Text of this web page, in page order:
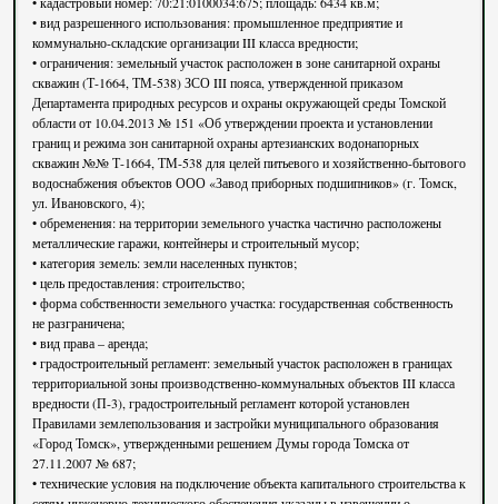
• вид разрешенного использования: промышленное предприятие и
коммунально-складские организации III класса вредности;
• ограничения: земельный участок расположен в зоне санитарной охраны
скважин (Т-1664, ТМ-538) ЗСО III пояса, утвержденной приказом
Департамента природных ресурсов и охраны окружающей среды Томской
области от 10.04.2013 № 151 «Об утверждении проекта и установлении
границ и режима зон санитарной охраны артезианских водонапорных
скважин №№ Т-1664, ТМ-538 для целей питьевого и хозяйственно-бытового
водоснабжения объектов ООО «Завод приборных подшипников» (г. Томск,
ул. Ивановского, 4);
• обременения: на территории земельного участка частично расположены
металлические гаражи, контейнеры и строительный мусор;
• категория земель: земли населенных пунктов;
• цель предоставления: строительство;
• форма собственности земельного участка: государственная собственность
не разграничена;
• вид права – аренда;
• градостроительный регламент: земельный участок расположен в границах
территориальной зоны производственно-коммунальных объектов III класса
вредности (П-3), градостроительный регламент которой установлен
Правилами землепользования и застройки муниципального образования
«Город Томск», утвержденными решением Думы города Томска от
27.11.2007 № 687;
• технические условия на подключение объекта капитального строительства к